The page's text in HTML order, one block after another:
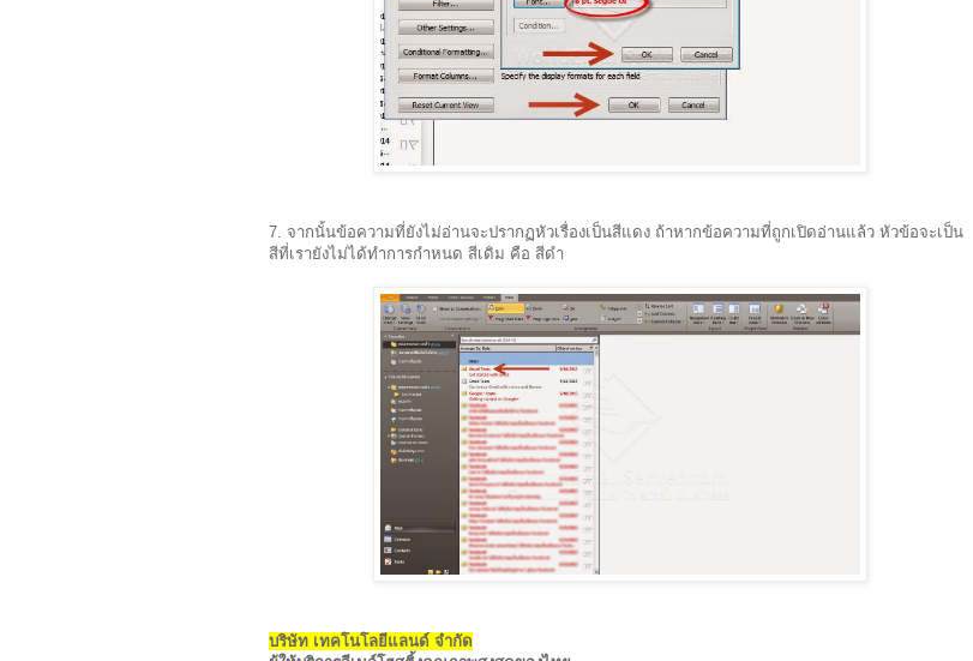
7. จากนั้นข้อความที่ยังไม่อ่านจะปรากฏหัวเรื่องเป็นสีแดง ถ้าหากข้อความที่ถูกเปิดอ่านแล้ว หัวข้อจะเป็น
สีที่เรายังไม่ได้ทำการกำหนด สีเดิม คือ สีดำ
บริษัท เทคโนโลยีแลนด์ จำกัด